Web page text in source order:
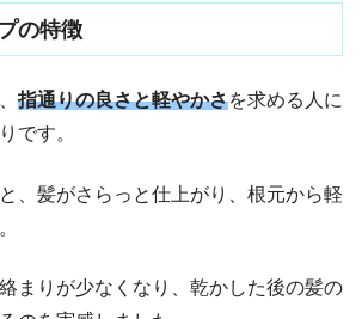
の特徴
指通りの良さと軽やかさを求める人に
です。
、髪がさらっと仕上がり、根元から軽
まりが少なくなり、乾かした後の髪の